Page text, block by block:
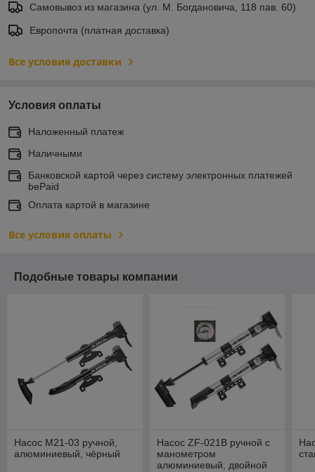
Самовывоз из магазина (ул. М. Богдановича, 118 пав. 60)
Европочта (платная доставка)
Все условия доставки
Условия оплаты
Наложенный платеж
Наличными
Банковской картой через систему электронных платежей
bePaid
Оплата картой в магазине
Все условия оплаты
Подобные товары компании
Насос M21-03 ручной,
алюминиевый, чёрный
Насос ZF-021B ручной с
манометром
алюминиевый, двойной